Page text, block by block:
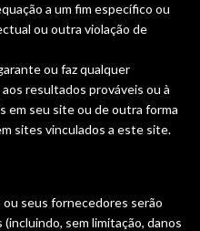
a um fim específico ou
ou outra violação de
ou faz qualquer
resultados prováveis ​​ou à
em seu site ou de outra forma
sites vinculados a este site.
ou seus fornecedores serão
sem limitação, danos